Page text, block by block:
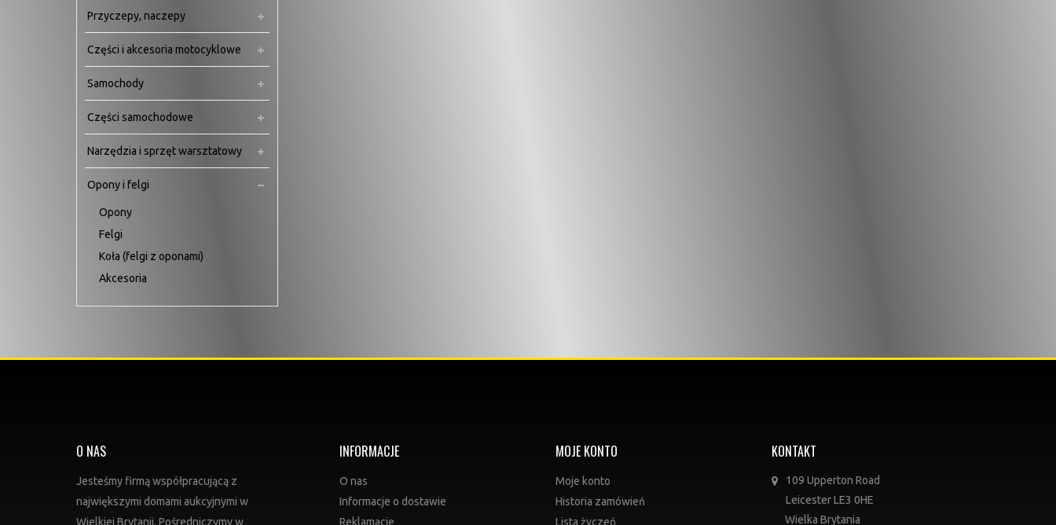
Przyczepy, naczepy
Części i akcesoria motocyklowe
Samochody
Części samochodowe
Narzędzia i sprzęt warsztatowy
Opony i felgi
Opony
Felgi
Koła (felgi z oponami)
Akcesoria
O NAS
Jesteśmy firmą współpracującą z
największymi domami aukcyjnymi w
Wielkiej Brytanii. Pośredniczymy w
INFORMACJE
O nas
Informacje o dostawie
Reklamacje
MOJE KONTO
Moje konto
Historia zamówień
Lista życzeń
KONTAKT
109 Upperton Road
Leicester LE3 0HE
Wielka Brytania